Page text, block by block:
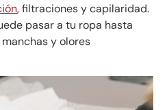
, filtraciones y capilaridad.
pasar a tu ropa hasta
y olores